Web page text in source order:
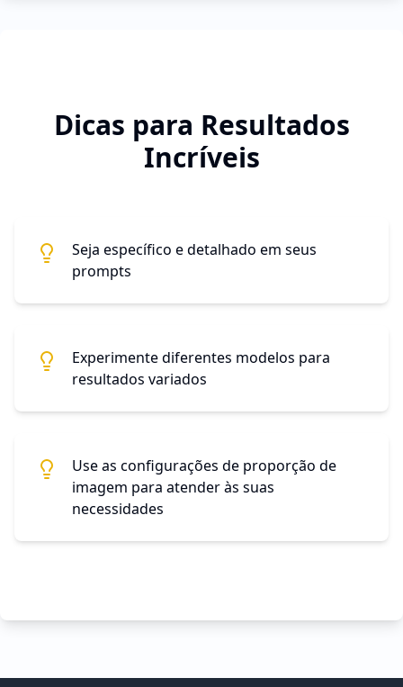
Dicas para Resultados
Incríveis
Seja específico e detalhado em seus
prompts
Experimente diferentes modelos para
resultados variados
Use as configurações de proporção de
imagem para atender às suas
necessidades